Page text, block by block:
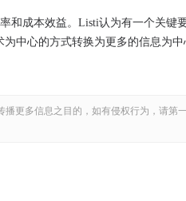
和无人机
人
和成本效益。Listi认为有一个关键
中心的方式转换为更多的信息为中
更多信息之目的，如有侵权行为，请第